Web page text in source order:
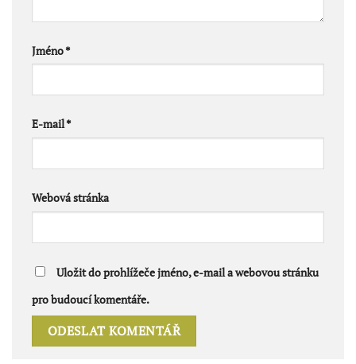
Jméno*
E-mail*
Webová stránka
Uložit do prohlížeče jméno, e-mail a webovou stránku
pro budoucí komentáře.